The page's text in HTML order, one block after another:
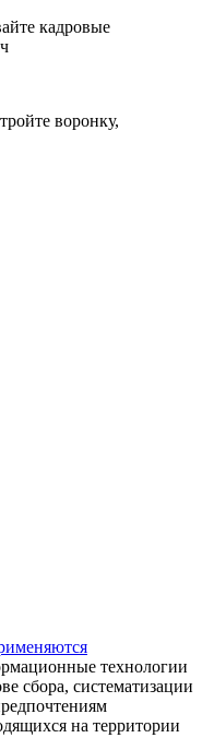
кадровые
воронку,
технологии
сбора, систематизации
на территории